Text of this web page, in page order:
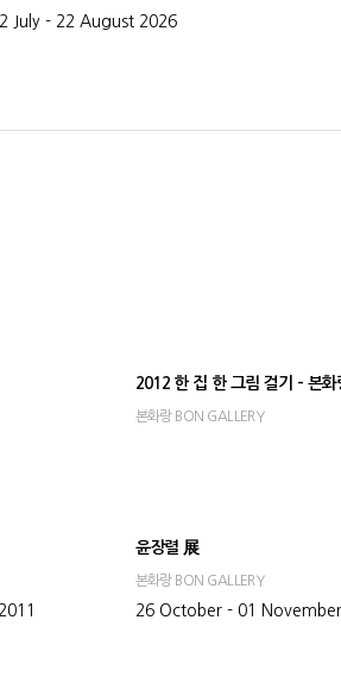
July - 22 August 2026
2012 한 집 한 그림 걸기 - 본화
본화랑 BON GALLERY
윤장렬 展
본화랑 BON GALLERY
26 October - 01 November